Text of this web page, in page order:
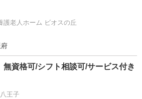
護老人ホーム ビオスの丘
無資格可/シフト相談可/サービス付き
王子